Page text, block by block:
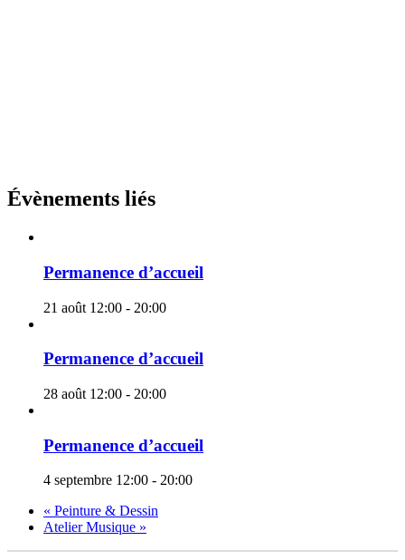
Évènements liés
Permanence d’accueil
21 août 12:00 - 20:00
Permanence d’accueil
28 août 12:00 - 20:00
Permanence d’accueil
4 septembre 12:00 - 20:00
« Peinture & Dessin
Atelier Musique »